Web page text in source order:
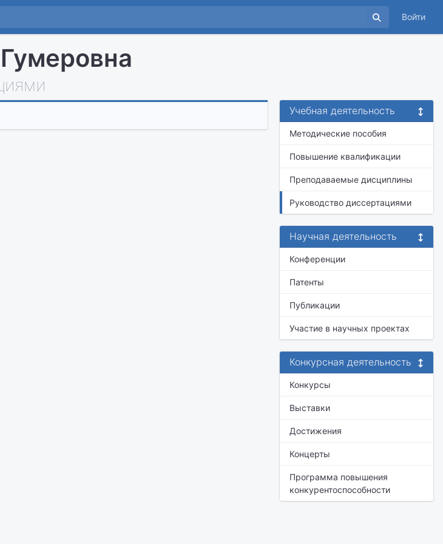
Войти
Учебная деятельность
Методические пособия
Повышение квалификации
Преподаваемые дисциплины
Руководство диссертациями
Научная деятельность
Конференции
Патенты
Публикации
Участие в научных проектах
Конкурсная деятельность
Конкурсы
Выставки
Достижения
Концерты
Программа повышения
конкурентоспособности